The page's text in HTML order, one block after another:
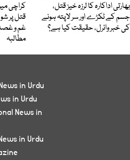
بھارتی اداکارہ کا لرزہ خیز قتل،
جسم کے ٹکڑے اور سر لاپتہ ہونے
کی خبر وائرل، حقیقت کیا ہے؟
قتل پر
غم و
مطالبہ
in Urdu
in Urdu
News in
in Urdu